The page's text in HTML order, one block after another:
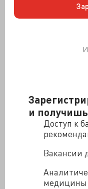
и
Доступ к
Вакансии
медицины
«Отказ от принятия
сути отказ от
Минздрава прямо
принцип, а в
президент
объединений
Евгений Рабцун.
Говорите,
истинную
экономически
баланс выделенных